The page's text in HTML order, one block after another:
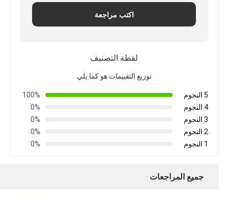
اكتب مراجعة
لقطة التصنيف
توزيع التقييمات هو كما يلي
5 النجوم
100%
4 النجوم
0%
3 النجوم
0%
2 النجوم
0%
1 النجوم
0%
جميع المراجعات